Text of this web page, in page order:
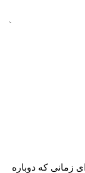
زمانی که دوباره